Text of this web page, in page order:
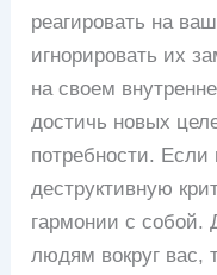
реагировать на
игнорировать их
на своем
достичь новых
потребности. Если
деструктивную
гармонии с собой.
людям вокруг вас,